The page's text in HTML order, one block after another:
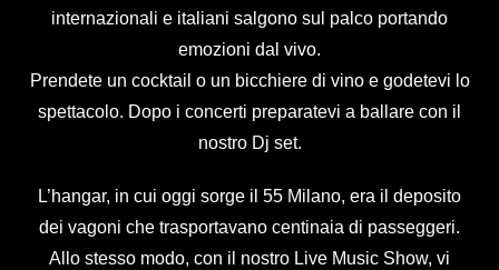
internazionali e italiani salgono sul palco portando
emozioni dal vivo.
Prendete un cocktail o un bicchiere di vino e godetevi lo
spettacolo. Dopo i concerti preparatevi a ballare con il
nostro Dj set.
L’hangar, in cui oggi sorge il 55 Milano, era il deposito
dei vagoni che trasportavano centinaia di passeggeri.
Allo stesso modo, con il nostro Live Music Show, vi